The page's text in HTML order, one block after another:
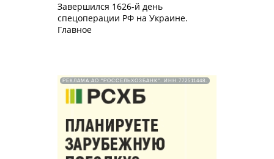
Завершился 1626-й день
спецоперации РФ на Украине.
Главное
РЕКЛАМА АО "РОССЕЛЬХОЗБАНК". ИНН 772511448.